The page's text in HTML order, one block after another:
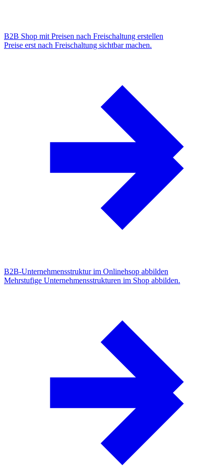
B2B Shop mit Preisen nach Freischaltung erstellen
Preise erst nach Freischaltung sichtbar machen.
B2B-Unternehmensstruktur im Onlinehsop abbilden
Mehrstufige Unternehmensstrukturen im Shop abbilden.